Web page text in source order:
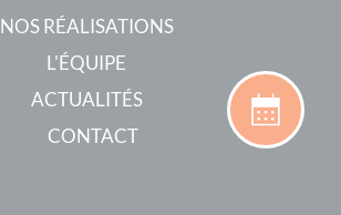
NOS RÉALISATIONS
L'ÉQUIPE
ACTUALITÉS
CONTACT